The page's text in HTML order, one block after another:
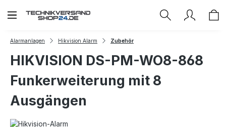
Zum Hauptinhalt springen
Alarmanlagen Hikvision Alarm Zubehör
HIKVISION DS-PM-WO8-868
Funkerweiterung mit 8
Ausgängen